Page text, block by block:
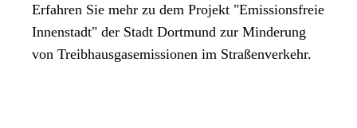
Erfahren Sie mehr zu dem Projekt "Emissionsfreie
Innenstadt" der Stadt Dortmund zur Minderung
von Treibhausgasemissionen im Straßenverkehr.